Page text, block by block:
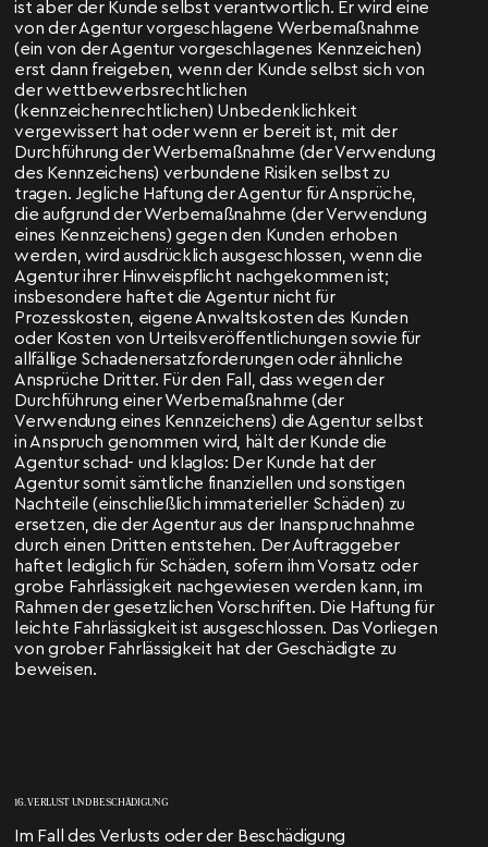
ist aber der Kunde selbst verantwortlich. Er wird eine
von der Agentur vorgeschlagene Werbemaßnahme
(ein von der Agentur vorgeschlagenes Kennzeichen)
erst dann freigeben, wenn der Kunde selbst sich von
der wettbewerbsrechtlichen
(kennzeichenrechtlichen) Unbedenklichkeit
vergewissert hat oder wenn er bereit ist, mit der
Durchführung der Werbemaßnahme (der Verwendung
des Kennzeichens) verbundene Risiken selbst zu
tragen. Jegliche Haftung der Agentur für Ansprüche,
die aufgrund der Werbemaßnahme (der Verwendung
eines Kennzeichens) gegen den Kunden erhoben
werden, wird ausdrücklich ausgeschlossen, wenn die
Agentur ihrer Hinweispflicht nachgekommen ist;
insbesondere haftet die Agentur nicht für
Prozesskosten, eigene Anwaltskosten des Kunden
oder Kosten von Urteilsveröffentlichungen sowie für
allfällige Schadenersatzforderungen oder ähnliche
Ansprüche Dritter. Für den Fall, dass wegen der
Durchführung einer Werbemaßnahme (der
Verwendung eines Kennzeichens) die Agentur selbst
in Anspruch genommen wird, hält der Kunde die
Agentur schad- und klaglos: Der Kunde hat der
Agentur somit sämtliche finanziellen und sonstigen
Nachteile (einschließlich immaterieller Schäden) zu
ersetzen, die der Agentur aus der Inanspruchnahme
durch einen Dritten entstehen. Der Auftraggeber
haftet lediglich für Schäden, sofern ihm Vorsatz oder
grobe Fahrlässigkeit nachgewiesen werden kann, im
Rahmen der gesetzlichen Vorschriften. Die Haftung für
leichte Fahrlässigkeit ist ausgeschlossen. Das Vorliegen
von grober Fahrlässigkeit hat der Geschädigte zu
beweisen.
16. VERLUST UND BESCHÄDIGUNG
Im Fall des Verlusts oder der Beschädigung